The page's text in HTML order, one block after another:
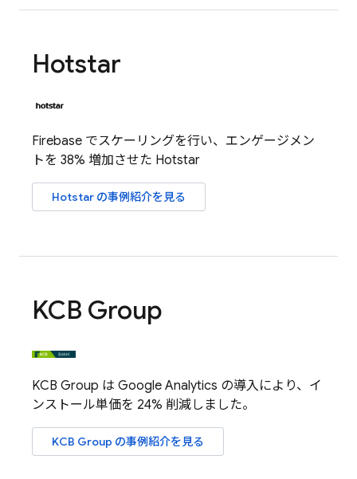
Hotstar
Firebase でスケーリングを行い、エンゲージメン
トを 38% 増加させた Hotstar
Hotstar の事例紹介を見る
KCB Group
KCB Group は Google Analytics の導入により、イ
ンストール単価を 24% 削減しました。
KCB Group の事例紹介を見る